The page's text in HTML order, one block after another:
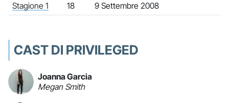
Stagione 1
18 9 Settembre 2008
CAST DI PRIVILEGED
Joanna Garcia
Megan Smith